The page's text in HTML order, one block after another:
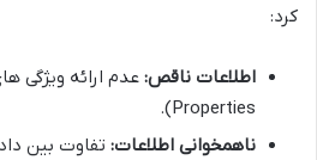
کرد:
اطلاعات ناقص:
Properties).
ناهمخوانی اطلاعات: تفاوت بین